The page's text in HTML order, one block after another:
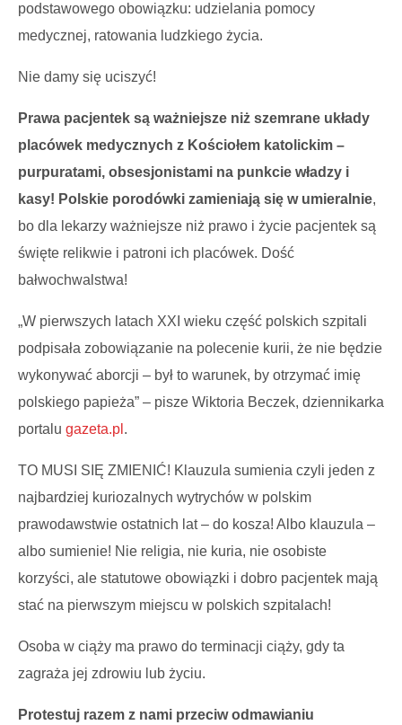
podstawowego obowiązku: udzielania pomocy
medycznej, ratowania ludzkiego życia.
Nie damy się uciszyć!
Prawa pacjentek są ważniejsze niż szemrane układy
placówek medycznych z Kościołem katolickim –
purpuratami, obsesjonistami na punkcie władzy i
kasy! Polskie porodówki zamieniają się w umieralnie,
bo dla lekarzy ważniejsze niż prawo i życie pacjentek są
święte relikwie i patroni ich placówek. Dość
bałwochwalstwa!
„W pierwszych latach XXI wieku część polskich szpitali
podpisała zobowiązanie na polecenie kurii, że nie będzie
wykonywać aborcji – był to warunek, by otrzymać imię
polskiego papieża” – pisze Wiktoria Beczek, dziennikarka
portalu gazeta.pl .
TO MUSI SIĘ ZMIENIĆ! K lauzula sumienia czyli jeden z
najbardziej kuriozalnych wytrychów w polskim
prawodawstwie ostatnich lat – do kosza! Albo klauzula –
albo sumienie! Nie religia, nie kuria, nie osobiste
korzyści, ale statutowe obowiązki i dobro pacjentek mają
stać na pierwszym miejscu w polskich szpitalach!
Osoba w ciąży ma prawo do terminacji ciąży, gdy ta
zagraża jej zdrowiu lub życiu.
Protestuj razem z nami przeciw odmawianiu